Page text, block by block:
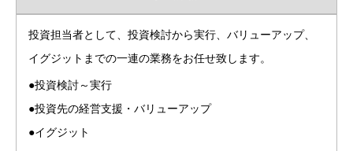
投資担当者として、投資検討から実行、バリューアップ、
イグジットまでの一連の業務をお任せ致します。
●投資検討～実行
●投資先の経営支援・バリューアップ
●イグジット